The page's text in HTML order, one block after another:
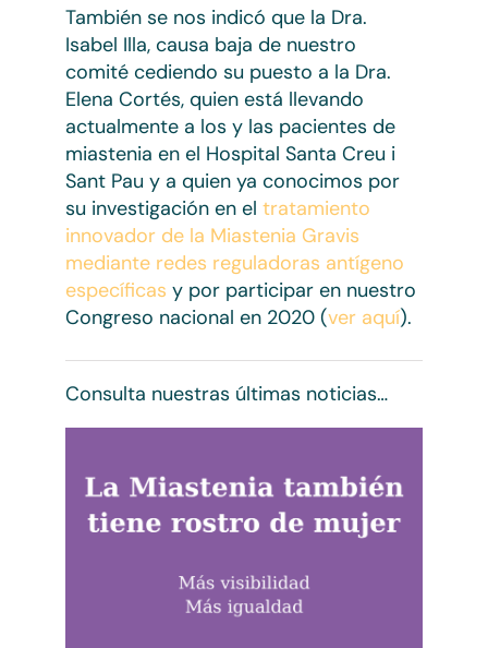
También se nos indicó que la Dra.
Isabel Illa, causa baja de nuestro
comité cediendo su puesto a la Dra.
Elena Cortés, quien está llevando
actualmente a los y las pacientes de
miastenia en el Hospital Santa Creu i
Sant Pau y a quien ya conocimos por
su investigación en el tratamiento
innovador de la Miastenia Gravis
mediante redes reguladoras antígeno
específicas y por participar en nuestro
Congreso nacional en 2020 (ver aquí).
Consulta nuestras últimas noticias…